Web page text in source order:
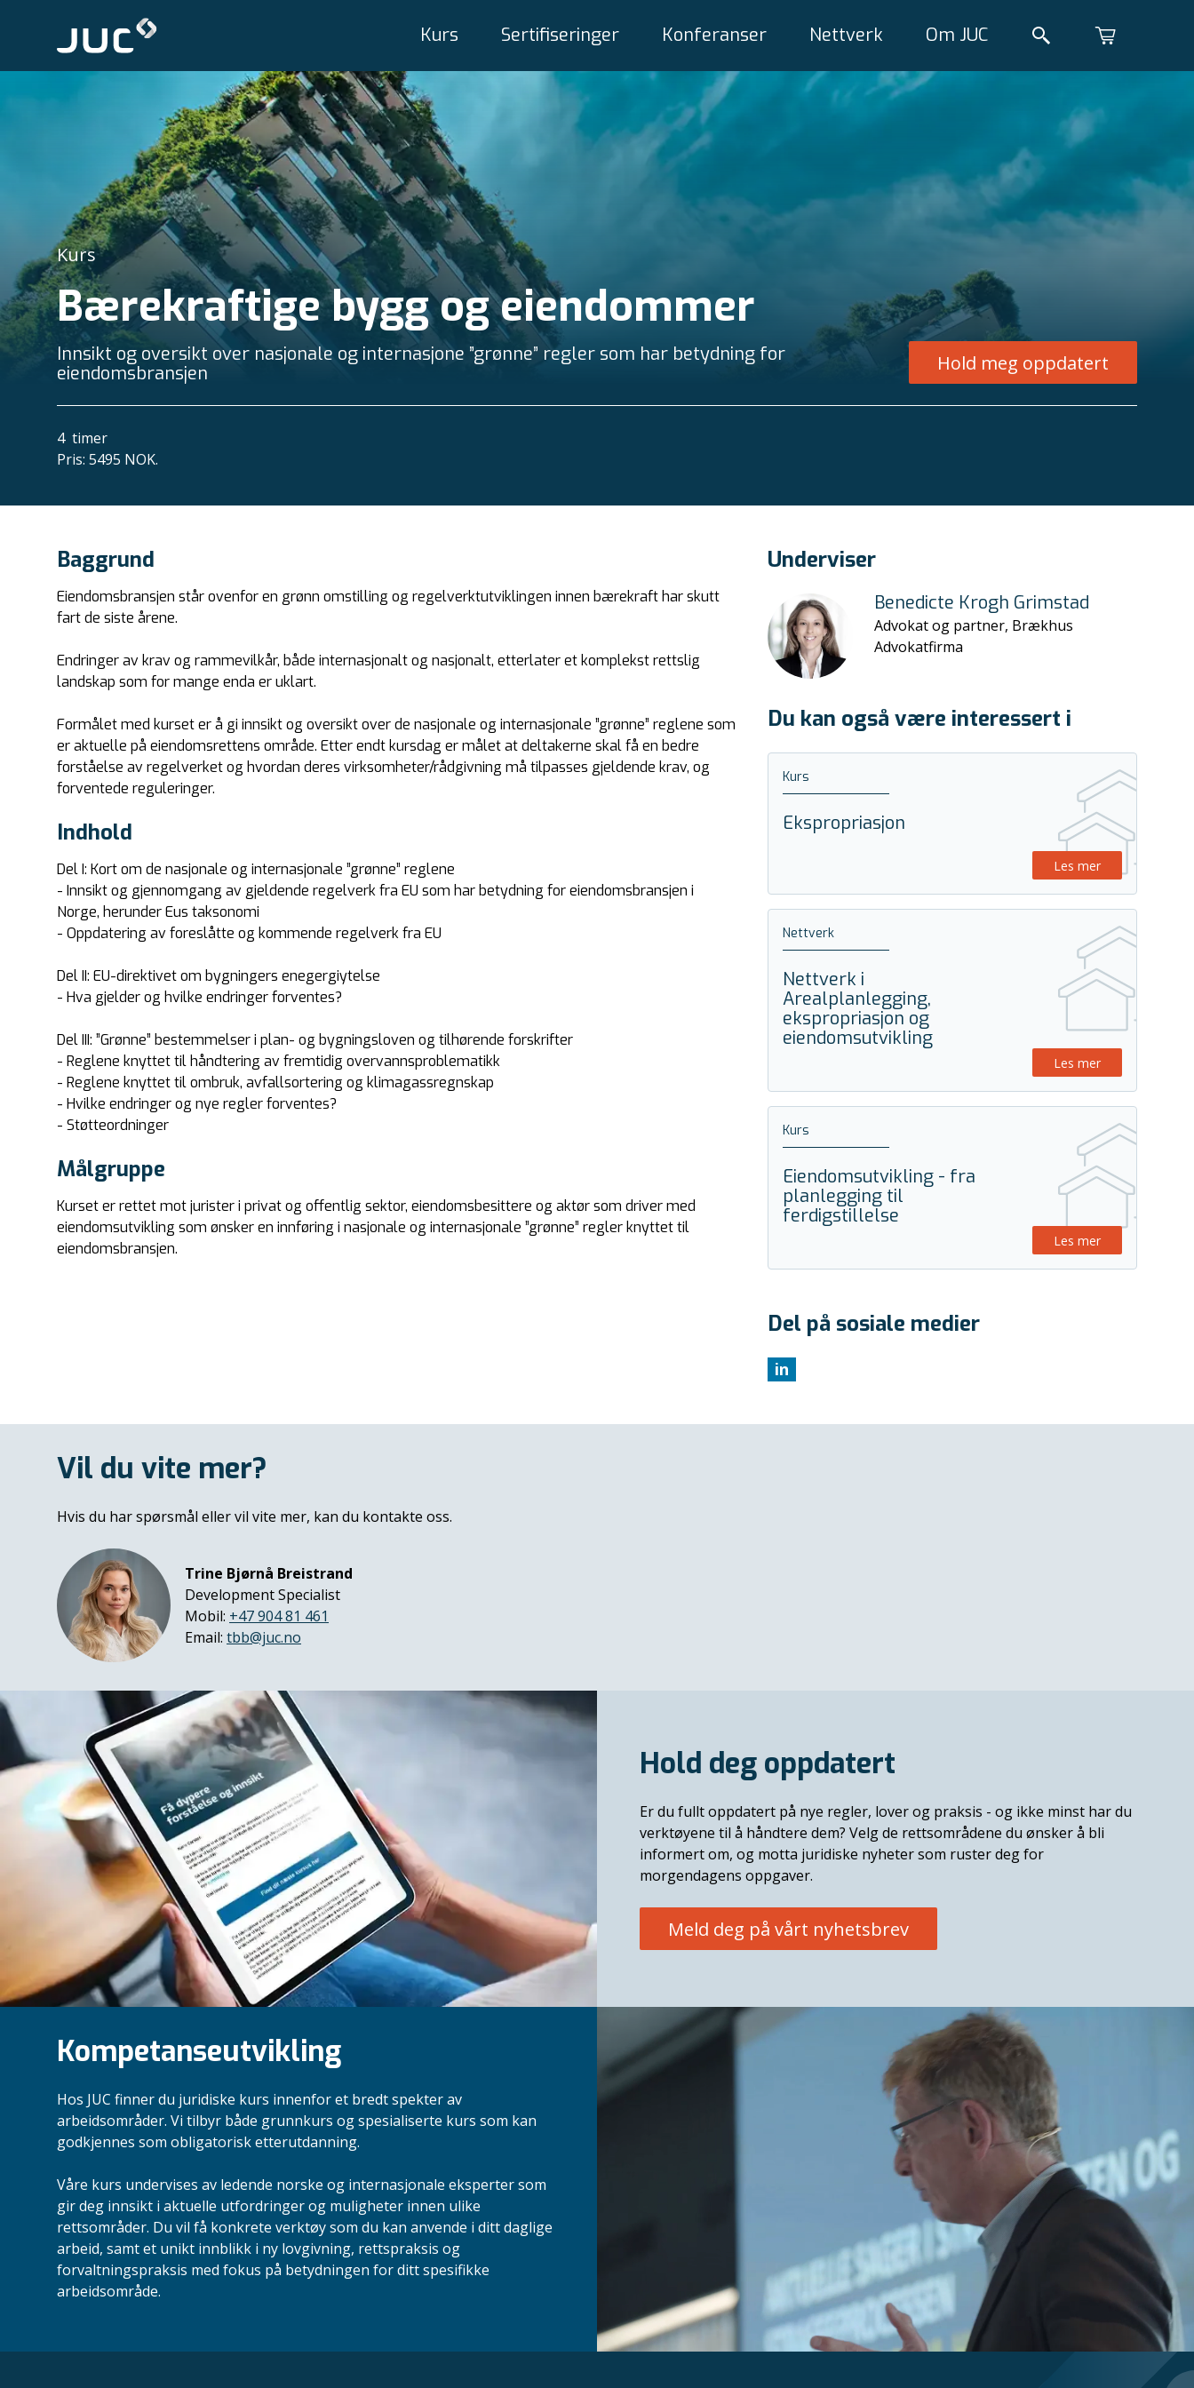
Kurs Sertifiseringer Konferanser Nettverk Om JUC
Kurs
Bærekraftige bygg og eiendommer
Innsikt og oversikt over nasjonale og internasjone ”grønne” regler som har betydning for
eiendomsbransjen
Hold meg oppdatert
4 timer
Pris: 5495 NOK.
Underviser
Benedicte Krogh Grimstad
Advokat og partner, Brækhus
Advokatfirma
Du kan også være interessert i
Kurs
Ekspropriasjon
Les mer
Nettverk
Nettverk i
Arealplanlegging,
ekspropriasjon og
eiendomsutvikling
Les mer
Kurs
Eiendomsutvikling - fra
planlegging til
ferdigstillelse
Les mer
Del på sosiale medier
in
Baggrund
Eiendomsbransjen står ovenfor en grønn omstilling og regelverktutviklingen innen bærekraft har skutt
fart de siste årene.
Endringer av krav og rammevilkår, både internasjonalt og nasjonalt, etterlater et komplekst rettslig
landskap som for mange enda er uklart.
Formålet med kurset er å gi innsikt og oversikt over de nasjonale og internasjonale ”grønne” reglene som
er aktuelle på eiendomsrettens område. Etter endt kursdag er målet at deltakerne skal få en bedre
forståelse av regelverket og hvordan deres virksomheter/rådgivning må tilpasses gjeldende krav, og
forventede reguleringer.
Indhold
Del I: Kort om de nasjonale og internasjonale ”grønne” reglene
- Innsikt og gjennomgang av gjeldende regelverk fra EU som har betydning for eiendomsbransjen i
Norge, herunder Eus taksonomi
- Oppdatering av foreslåtte og kommende regelverk fra EU
Del II: EU-direktivet om bygningers enegergiytelse
- Hva gjelder og hvilke endringer forventes?
Del III: ”Grønne” bestemmelser i plan- og bygningsloven og tilhørende forskrifter
- Reglene knyttet til håndtering av fremtidig overvannsproblematikk
- Reglene knyttet til ombruk, avfallsortering og klimagassregnskap
- Hvilke endringer og nye regler forventes?
- Støtteordninger
Målgruppe
Kurset er rettet mot jurister i privat og offentlig sektor, eiendomsbesittere og aktør som driver med
eiendomsutvikling som ønsker en innføring i nasjonale og internasjonale ”grønne” regler knyttet til
eiendomsbransjen.
Vil du vite mer?
Hvis du har spørsmål eller vil vite mer, kan du kontakte oss.
Trine Bjørnå Breistrand
Development Specialist
Mobil: +47 904 81 461
Email: tbb@juc.no
Hold deg oppdatert
Er du fullt oppdatert på nye regler, lover og praksis - og ikke minst har du
verktøyene til å håndtere dem? Velg de rettsområdene du ønsker å bli
informert om, og motta juridiske nyheter som ruster deg for
morgendagens oppgaver.
Meld deg på vårt nyhetsbrev
Kompetanseutvikling
Hos JUC finner du juridiske kurs innenfor et bredt spekter av
arbeidsområder. Vi tilbyr både grunnkurs og spesialiserte kurs som kan
godkjennes som obligatorisk etterutdanning.
Våre kurs undervises av ledende norske og internasjonale eksperter som
gir deg innsikt i aktuelle utfordringer og muligheter innen ulike
rettsområder. Du vil få konkrete verktøy som du kan anvende i ditt daglige
arbeid, samt et unikt innblikk i ny lovgivning, rettspraksis og
forvaltningspraksis med fokus på betydningen for ditt spesifikke
arbeidsområde.